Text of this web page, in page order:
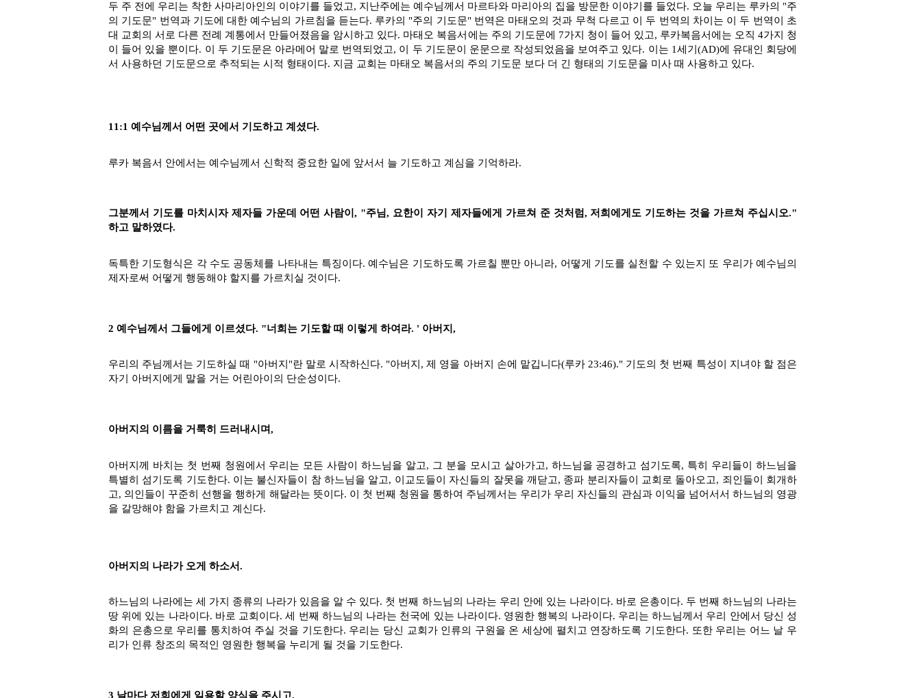
두 주 전에 우리는 착한 사마리아인의 이야기를 들었고, 지난주에는 예수님께서 마르타와 마리아의 집을 방문한 이야기를 들었다. 오늘 우리는 루카의 "주
의 기도문" 번역과 기도에 대한 예수님의 가르침을 듣는다. 루카의 "주의 기도문" 번역은 마태오의 것과 무척 다르고 이 두 번역의 차이는 이 두 번역이 초
대 교회의 서로 다른 전례 계통에서 만들어졌음을 암시하고 있다. 마태오 복음서에는 주의 기도문에 7가지 청이 들어 있고, 루카복음서에는 오직 4가지 청
이 들어 있을 뿐이다. 이 두 기도문은 아라메어 말로 번역되었고, 이 두 기도문이 운문으로 작성되었음을 보여주고 있다. 이는 1세기(AD)에 유대인 회당에
서 사용하던 기도문으로 추적되는 시적 형태이다. 지금 교회는 마태오 복음서의 주의 기도문 보다 더 긴 형태의 기도문을 미사 때 사용하고 있다.
11:1 예수님께서 어떤 곳에서 기도하고 계셨다.
루카 복음서 안에서는 예수님께서 신학적 중요한 일에 앞서서 늘 기도하고 계심을 기억하라.
그분께서 기도를 마치시자 제자들 가운데 어떤 사람이, "주님, 요한이 자기 제자들에게 가르쳐 준 것처럼, 저희에게도 기도하는 것을 가르쳐 주십시오."
하고 말하였다.
독특한 기도형식은 각 수도 공동체를 나타내는 특징이다. 예수님은 기도하도록 가르칠 뿐만 아니라, 어떻게 기도를 실천할 수 있는지 또 우리가 예수님의
제자로써 어떻게 행동해야 할지를 가르치실 것이다.
2 예수님께서 그들에게 이르셨다. "너희는 기도할 때 이렇게 하여라. ' 아버지,
우리의 주님께서는 기도하실 때 "아버지"란 말로 시작하신다. "아버지, 제 영을 아버지 손에 맡깁니다(루카 23:46)." 기도의 첫 번째 특성이 지녀야 할 점은
자기 아버지에게 말을 거는 어린아이의 단순성이다.
아버지의 이름을 거룩히 드러내시며,
아버지께 바치는 첫 번째 청원에서 우리는 모든 사람이 하느님을 알고, 그 분을 모시고 살아가고, 하느님을 공경하고 섬기도록, 특히 우리들이 하느님을
특별히 섬기도록 기도한다. 이는 불신자들이 참 하느님을 알고, 이교도들이 자신들의 잘못을 깨닫고, 종파 분리자들이 교회로 돌아오고, 죄인들이 회개하
고, 의인들이 꾸준히 선행을 행하게 해달라는 뜻이다. 이 첫 번째 청원을 통하여 주님께서는 우리가 우리 자신들의 관심과 이익을 넘어서서 하느님의 영광
을 갈망해야 함을 가르치고 계신다.
아버지의 나라가 오게 하소서.
하느님의 나라에는 세 가지 종류의 나라가 있음을 알 수 있다. 첫 번째 하느님의 나라는 우리 안에 있는 나라이다. 바로 은총이다. 두 번째 하느님의 나라는
땅 위에 있는 나라이다. 바로 교회이다. 세 번째 하느님의 나라는 천국에 있는 나라이다. 영원한 행복의 나라이다. 우리는 하느님께서 우리 안에서 당신 성
화의 은총으로 우리를 통치하여 주실 것을 기도한다. 우리는 당신 교회가 인류의 구원을 온 세상에 펼치고 연장하도록 기도한다. 또한 우리는 어느 날 우
리가 인류 창조의 목적인 영원한 행복을 누리게 될 것을 기도한다.
3 날마다 저희에게 일용할 양식을 주시고,